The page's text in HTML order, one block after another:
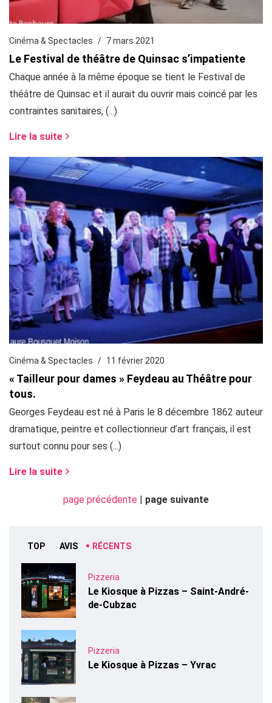
Cinéma & Spectacles 7 mars 2021
Le Festival de théâtre de Quinsac s’impatiente
Chaque année à la même époque se tient le Festival de
théâtre de Quinsac et il aurait du ouvrir mais coincé par les
contraintes sanitaires, (...)
Lire la suite
Cinéma & Spectacles 11 février 2020
« Tailleur pour dames » Feydeau au Théâtre pour
tous.
Georges Feydeau est né à Paris le 8 décembre 1862 auteur
dramatique, peintre et collectionneur d’art français, il est
surtout connu pour ses (...)
Lire la suite
page précédente | page suivante
TOP AVIS RÉCENTS
Pizzeria
Le Kiosque à Pizzas – Saint-André-
de-Cubzac
Pizzeria
Le Kiosque à Pizzas – Yvrac